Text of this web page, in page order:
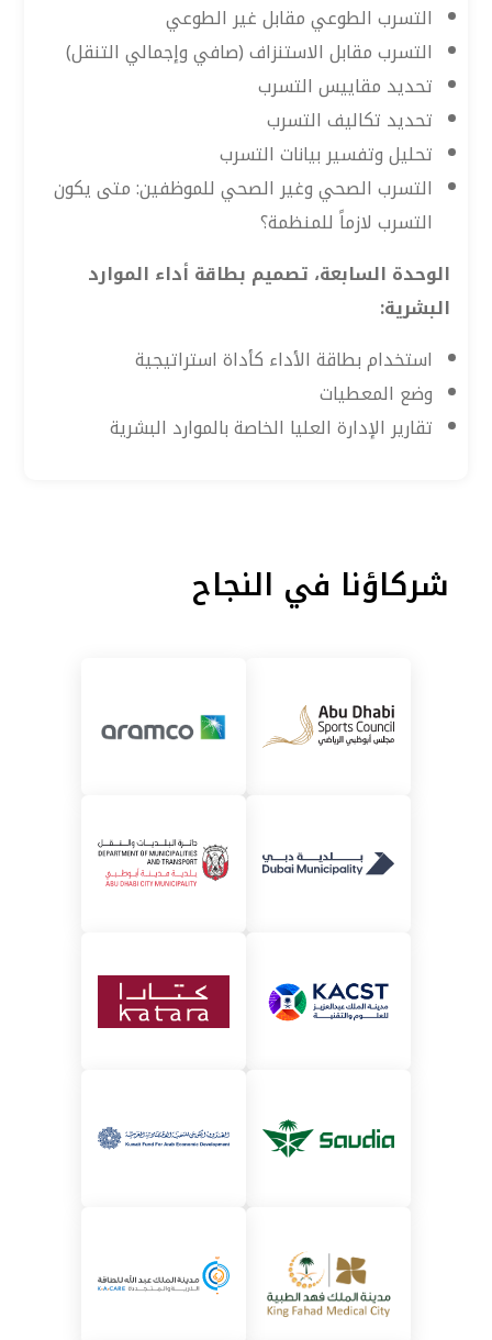
التسرب الطوعي مقابل غير الطوعي
التسرب مقابل الاستنزاف (صافي وإجمالي التنقل)
تحديد مقاييس التسرب
تحديد تكاليف التسرب
تحليل وتفسير بيانات التسرب
التسرب الصحي وغير الصحي للموظفين: متى يكون
التسرب لازماً للمنظمة؟
الوحدة السابعة، تصميم بطاقة أداء الموارد
البشرية:
استخدام بطاقة الأداء كأداة استراتيجية
وضع المعطيات
تقارير الإدارة العليا الخاصة بالموارد البشرية
شركاؤنا في النجاح